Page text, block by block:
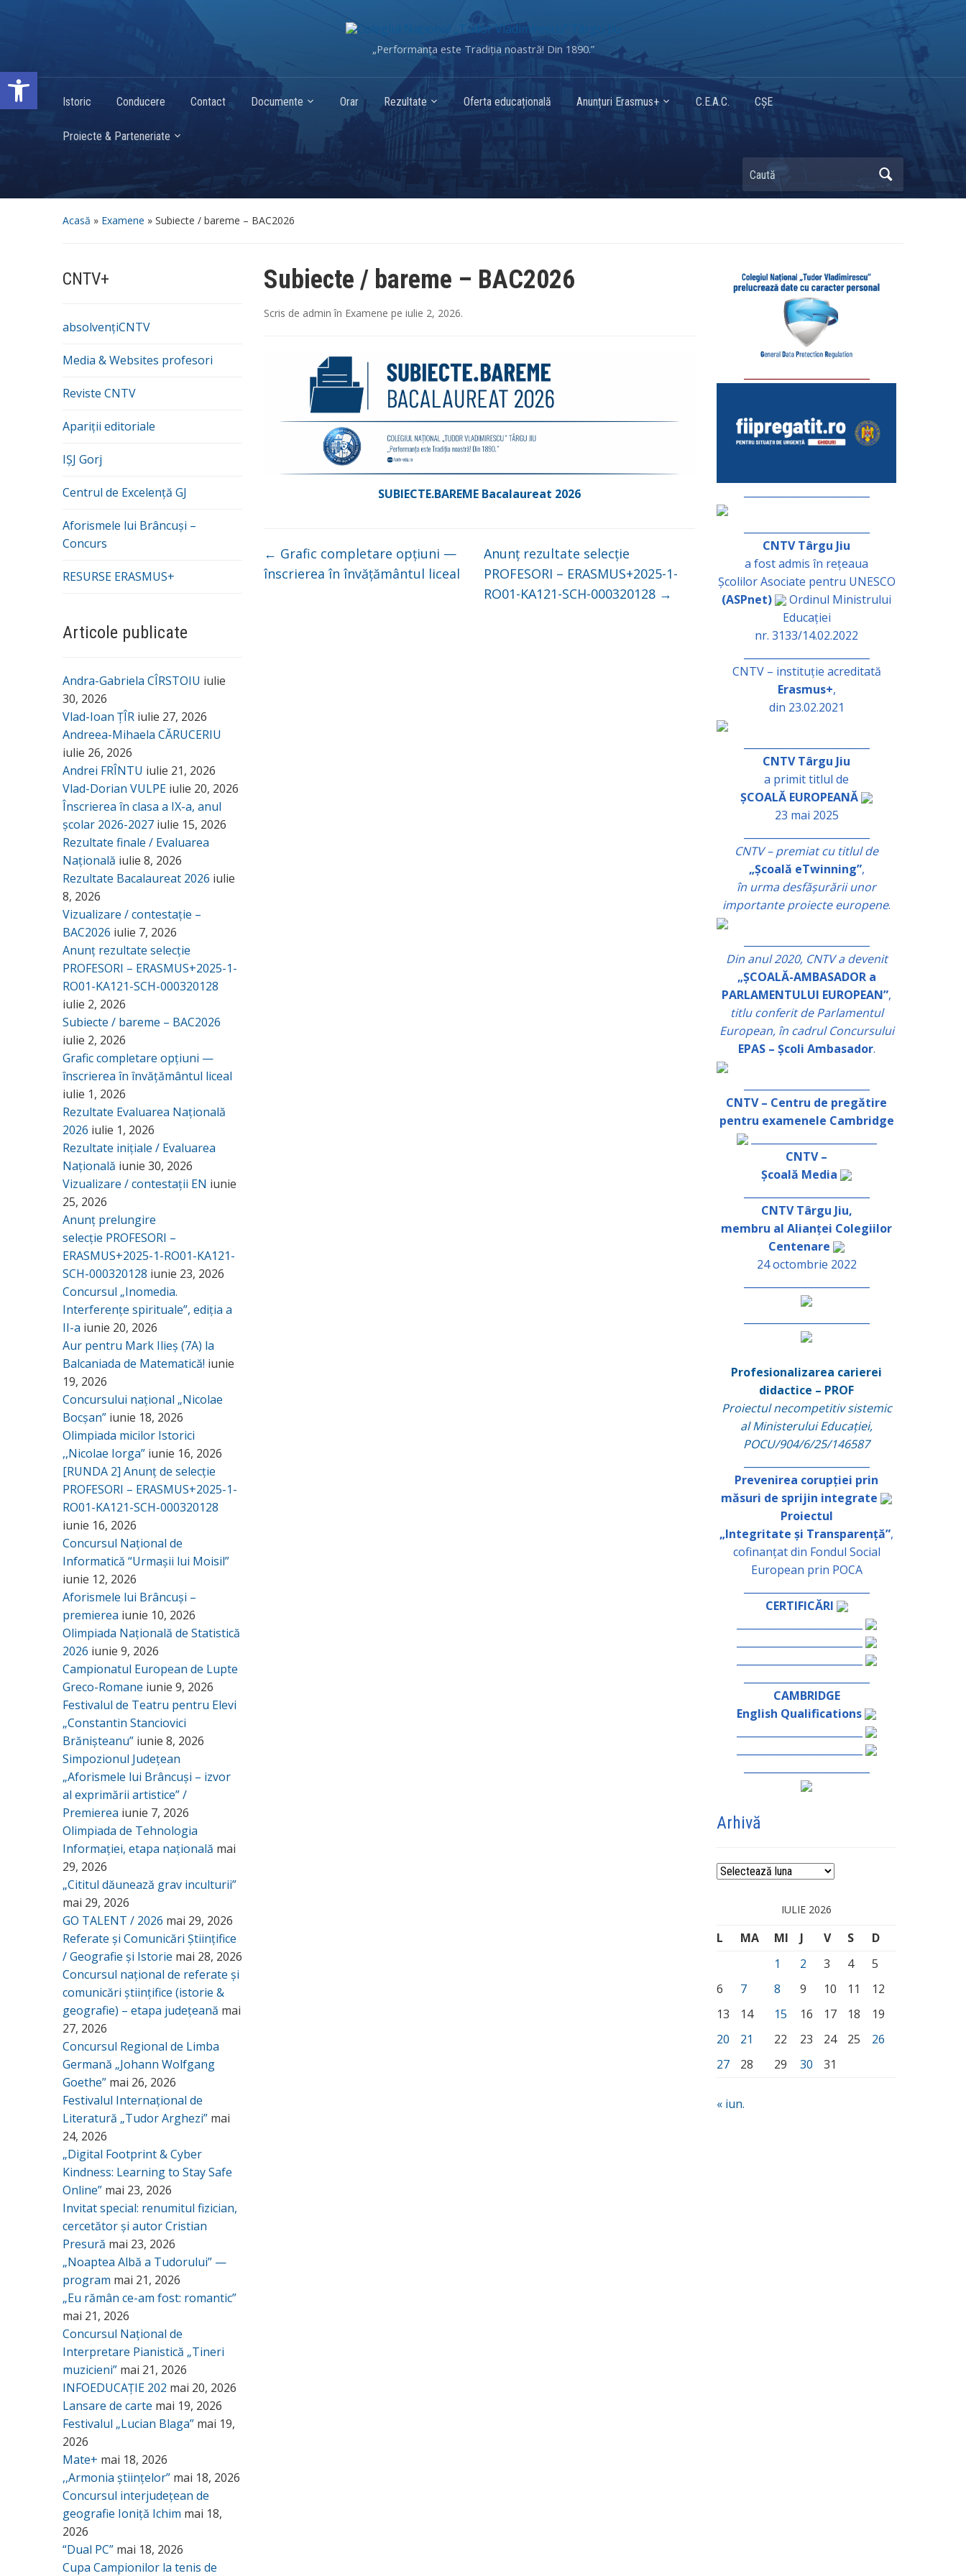
Deschide bara de unelte
„Performanța este Tradiția noastră! Din 1890.”
Istoric Conducere Contact Documente Orar Rezultate Oferta educațională Anunțuri Erasmus+ C.E.A.C. CȘE
Proiecte & Parteneriate
Caută
Acasă » Examene » Subiecte / bareme – BAC2026
CNTV+
absolvențiCNTV
Media & Websites profesori
Reviste CNTV
Apariții editoriale
IȘJ Gorj
Centrul de Excelență GJ
Aforismele lui Brâncuși –
Concurs
RESURSE ERASMUS+
Articole publicate
Andra-Gabriela CÎRSTOIU iulie
30, 2026
Vlad-Ioan ȚÎR iulie 27, 2026
Andreea-Mihaela CĂRUCERIU
iulie 26, 2026
Andrei FRÎNTU iulie 21, 2026
Vlad-Dorian VULPE iulie 20, 2026
Înscrierea în clasa a IX-a, anul
școlar 2026-2027 iulie 15, 2026
Rezultate finale / Evaluarea
Națională iulie 8, 2026
Rezultate Bacalaureat 2026 iulie
8, 2026
Vizualizare / contestație –
BAC2026 iulie 7, 2026
Anunț rezultate selecție
PROFESORI – ERASMUS+2025-1-
RO01-KA121-SCH-000320128
iulie 2, 2026
Subiecte / bareme – BAC2026
iulie 2, 2026
Grafic completare opțiuni —
înscrierea în învățământul liceal
iulie 1, 2026
Rezultate Evaluarea Națională
2026 iulie 1, 2026
Rezultate inițiale / Evaluarea
Națională iunie 30, 2026
Vizualizare / contestații EN iunie
25, 2026
Anunț prelungire
selecție PROFESORI –
ERASMUS+2025-1-RO01-KA121-
SCH-000320128 iunie 23, 2026
Concursul „Inomedia.
Interferențe spirituale”, ediția a
II-a iunie 20, 2026
Aur pentru Mark Ilieș (7A) la
Balcaniada de Matematică! iunie
19, 2026
Concursului național „Nicolae
Bocșan” iunie 18, 2026
Olimpiada micilor Istorici
,,Nicolae Iorga” iunie 16, 2026
[RUNDA 2] Anunț de selecție
PROFESORI – ERASMUS+2025-1-
RO01-KA121-SCH-000320128
iunie 16, 2026
Concursul Național de
Informatică “Urmașii lui Moisil”
iunie 12, 2026
Aforismele lui Brâncuși –
premierea iunie 10, 2026
Olimpiada Națională de Statistică
2026 iunie 9, 2026
Campionatul European de Lupte
Greco-Romane iunie 9, 2026
Festivalul de Teatru pentru Elevi
„Constantin Stanciovici
Brănișteanu” iunie 8, 2026
Simpozionul Județean
„Aforismele lui Brâncuși – izvor
al exprimării artistice” /
Premierea iunie 7, 2026
Olimpiada de Tehnologia
Informației, etapa națională mai
29, 2026
„Cititul dăunează grav inculturii”
mai 29, 2026
GO TALENT / 2026 mai 29, 2026
Referate și Comunicări Științifice
/ Geografie și Istorie mai 28, 2026
Concursul național de referate și
comunicări științifice (istorie &
geografie) – etapa județeană mai
27, 2026
Concursul Regional de Limba
Germană „Johann Wolfgang
Goethe” mai 26, 2026
Festivalul Internațional de
Literatură „Tudor Arghezi” mai
24, 2026
„Digital Footprint & Cyber
Kindness: Learning to Stay Safe
Online” mai 23, 2026
Invitat special: renumitul fizician,
cercetător și autor Cristian
Presură mai 23, 2026
„Noaptea Albă a Tudorului” —
program mai 21, 2026
„Eu rămân ce-am fost: romantic”
mai 21, 2026
Concursul Național de
Interpretare Pianistică „Tineri
muzicieni” mai 21, 2026
INFOEDUCAȚIE 202 mai 20, 2026
Lansare de carte mai 19, 2026
Festivalul „Lucian Blaga” mai 19,
2026
Mate+ mai 18, 2026
,,Armonia științelor” mai 18, 2026
Concursul interjudețean de
geografie Ioniță Ichim mai 18,
2026
“Dual PC” mai 18, 2026
Cupa Campionilor la tenis de
Subiecte / bareme – BAC2026
Scris de admin în Examene pe iulie 2, 2026.
SUBIECTE.BAREME Bacalaureat 2026
← Grafic completare opțiuni —
înscrierea în învățământul liceal
Anunț rezultate selecție
PROFESORI – ERASMUS+2025-1-
RO01-KA121-SCH-000320128 →
CNTV Târgu Jiu
a fost admis în rețeaua
Școlilor Asociate pentru UNESCO
(ASPnet)
Ordinul Ministrului
Educației
nr. 3133/14.02.2022
CNTV – instituție acreditată
Erasmus+,
din 23.02.2021
CNTV Târgu Jiu
a primit titlul de
ȘCOALĂ EUROPEANĂ
23 mai 2025
CNTV – premiat cu titlul de
„Școală eTwinning”,
în urma desfășurării unor
importante proiecte europene.
Din anul 2020, CNTV a devenit
„ȘCOALĂ-AMBASADOR a
PARLAMENTULUI EUROPEAN”,
titlu conferit de Parlamentul
European, în cadrul Concursului
EPAS – Școli Ambasador.
CNTV – Centru de pregătire
pentru examenele Cambridge
_________________________
CNTV –
Școală Media
CNTV Târgu Jiu,
membru al Alianței Colegiilor
Centenare
24 octombrie 2022
Profesionalizarea carierei
didactice – PROF
Proiectul necompetitiv sistemic
al Ministerului Educației,
POCU/904/6/25/146587
Prevenirea corupției prin
măsuri de sprijin integrate
Proiectul
„Integritate și Transparență”,
cofinanțat din Fondul Social
European prin POCA
CERTIFICĂRI
CAMBRIDGE
English Qualifications
Arhivă
Arhivă
IULIE 2026
L MA MI J V S
D
1
2 3 4
5
6
7 8 9 10 11
12
13
14 15 16 17 18
19
20
21 22 23 24 25
26
27
28 29 30 31
« iun.